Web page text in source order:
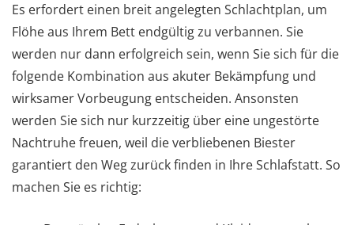
Es erfordert einen breit angelegten Schlachtplan, um
Flöhe aus Ihrem Bett endgültig zu verbannen. Sie
werden nur dann erfolgreich sein, wenn Sie sich für die
folgende Kombination aus akuter Bekämpfung und
wirksamer Vorbeugung entscheiden. Ansonsten
werden Sie sich nur kurzzeitig über eine ungestörte
Nachtruhe freuen, weil die verbliebenen Biester
garantiert den Weg zurück finden in Ihre Schlafstatt. So
machen Sie es richtig: